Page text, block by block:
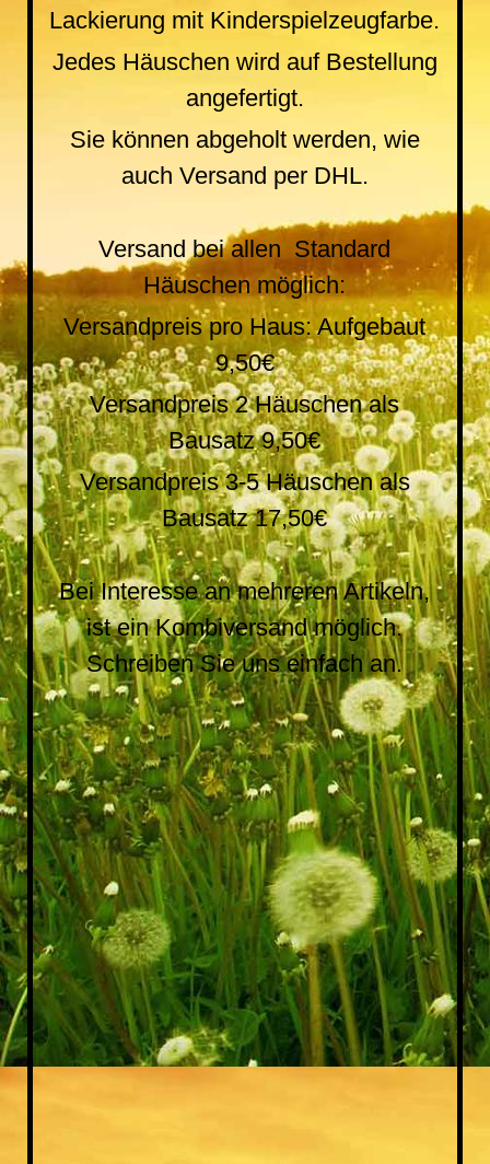
Lackierung mit Kinderspielzeugfarbe.
Jedes Häuschen wird auf Bestellung
angefertigt.
Sie können abgeholt werden, wie
auch Versand per DHL.
Versand bei allen Standard
Häuschen möglich:
Versandpreis pro Haus: Aufgebaut
9,50€
Versandpreis 2 Häuschen als
Bausatz 9,50€
Versandpreis 3-5 Häuschen als
Bausatz 17,50€
Bei Interesse an mehreren Artikeln,
ist ein Kombiversand möglich.
Schreiben Sie uns einfach an.